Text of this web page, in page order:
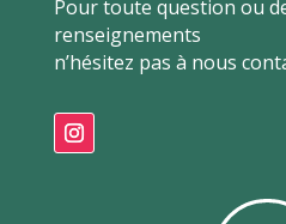
Pour toute question ou
renseignements
n’hésitez pas à nous